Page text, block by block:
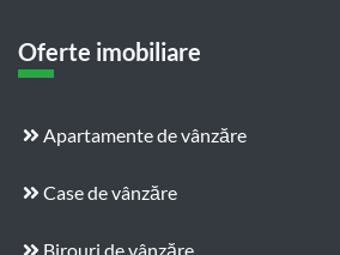
Oferte imobiliare
Apartamente de vânzăre
Case de vânzăre
Birouri de vânzăre